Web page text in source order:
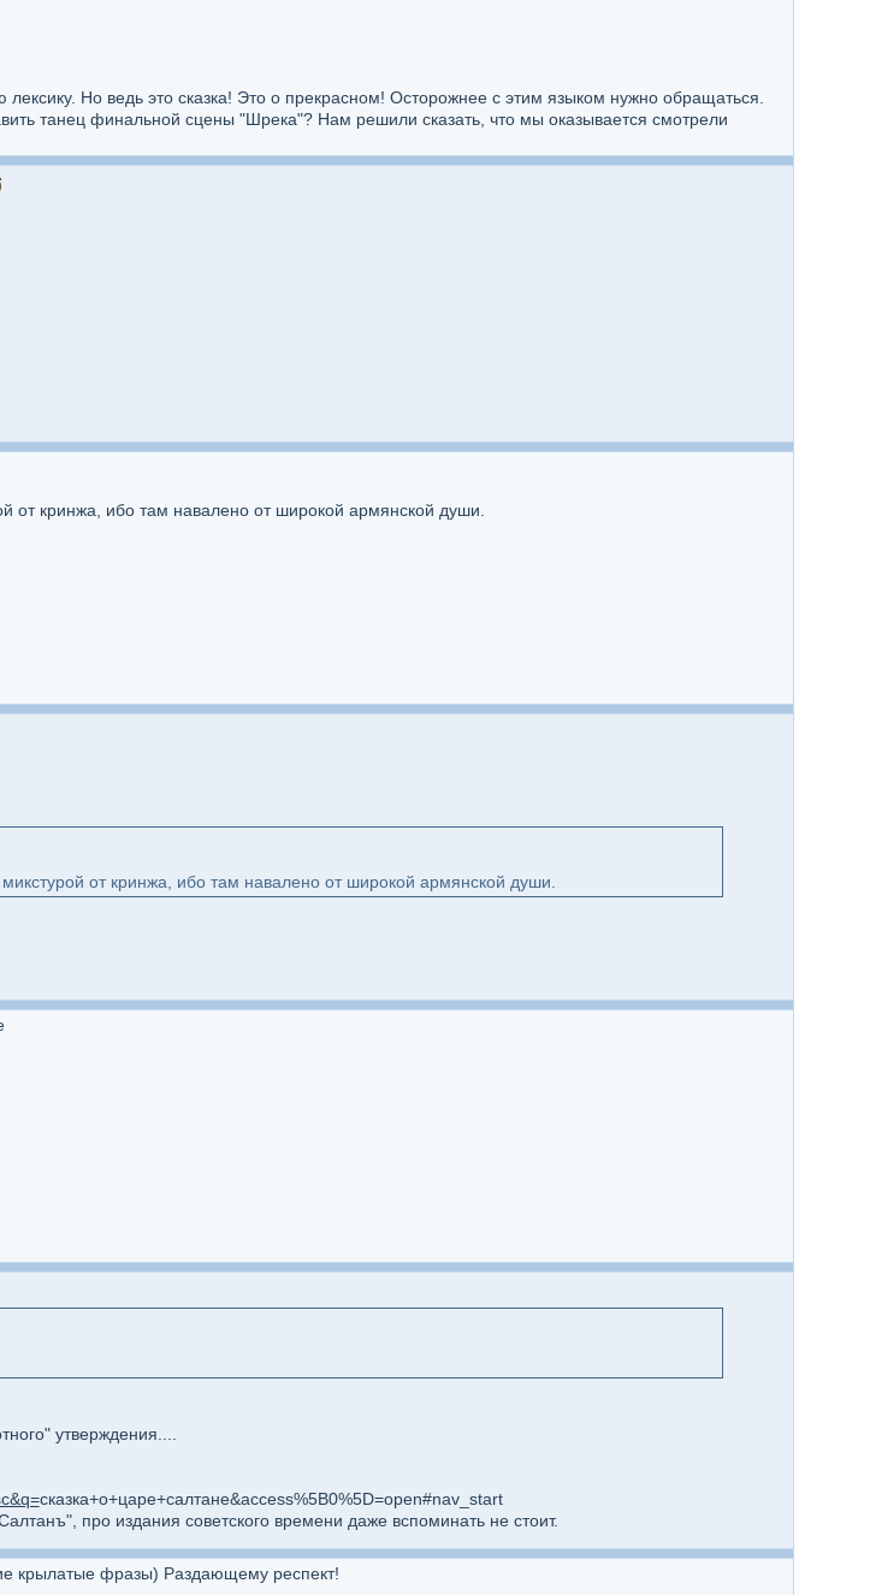
Но ведь это сказка! Это о прекрасном! Осторожнее с этим языком нужно обращаться.
танец финальной сцены "Шрека"? Нам решили сказать, что мы оказывается смотрели
от кринжа, ибо там навалено от широкой армянской души.
от кринжа, ибо там навалено от широкой армянской души.
утверждения....
сказка+о+царе+салтане&access%5B0%5D=open#nav_start
про издания советского времени даже вспоминать не стоит.
крылатые фразы) Раздающему респект!